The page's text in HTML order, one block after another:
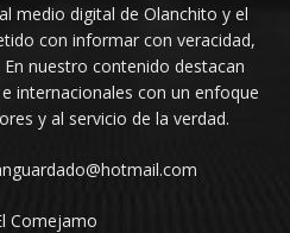
medio digital de Olanchito y el
con informar con veracidad,
nuestro contenido destacan
internacionales con un enfoque
y al servicio de la verdad.
Comejamo